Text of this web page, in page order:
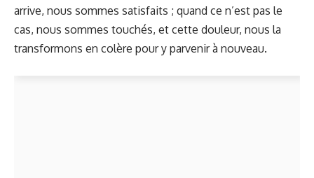
arrive, nous sommes satisfaits ; quand ce n’est pas le
cas, nous sommes touchés, et cette douleur, nous la
transformons en colère pour y parvenir à nouveau.